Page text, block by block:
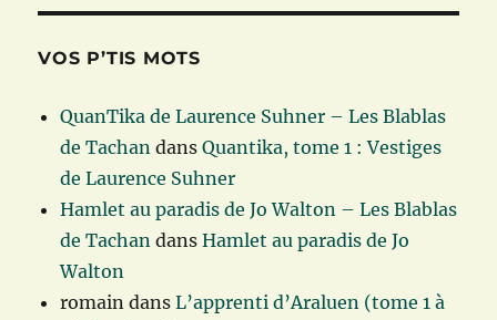
VOS P’TIS MOTS
QuanTika de Laurence Suhner – Les Blablas
de Tachan dansQuantika, tome 1 : Vestiges
de Laurence Suhner
Hamlet au paradis de Jo Walton – Les Blablas
de Tachan dansHamlet au paradis de Jo
Walton
romain dansL’apprenti d’Araluen (tome 1 à